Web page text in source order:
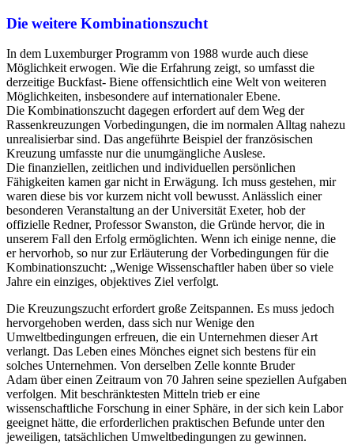
Die weitere Kombinationszucht
In dem Luxemburger Programm von 1988 wurde auch diese
Möglichkeit erwogen. Wie die Erfahrung zeigt, so umfasst die
derzeitige Buckfast- Biene offensichtlich eine Welt von weiteren
Möglichkeiten, insbesondere auf internationaler Ebene.
Die Kombinationszucht dagegen erfordert aufdem Weg der
Rassenkreuzungen Vorbedingungen, die im normalen Alltag nahezu
unrealisierbar sind. Das angeführte Beispiel der französischen
Kreuzung umfasste nur die unumgängliche Auslese.
Die finanziellen, zeitlichen und individuellen persönlichen
Fähigkeiten kamen gar nicht in Erwägung. Ich muss gestehen, mir
waren diese bis vor kurzem nicht voll bewusst. Anlässlich einer
besonderen Veranstaltung an der Universität Exeter, hob der
offizielle Redner, Professor Swanston, die Gründe hervor, die in
unserem Fall den Erfolg ermöglichten. Wenn ich einige nenne, die
er hervorhob, so nur zur Erläuterung der Vorbedingungen für die
Kombinationszucht: „Wenige Wissenschaftler haben über so viele
Jahre ein einziges, objektives Ziel verfolgt.
Die Kreuzungszucht erfordert große Zeitspannen. Es muss jedoch
hervorgehoben werden, dass sich nur Wenige den
Umweltbedingungen erfreuen, die ein Unternehmen dieser Art
verlangt. Das Leben eines Mönches eignet sich bestens für ein
solches Unternehmen. Von derselben Zelle konnte Bruder
Adam über einen Zeitraum von 70 Jahren seine speziellen Aufgaben
verfolgen. Mit beschränktesten Mitteln trieb er eine
wissenschaftliche Forschung in einer Sphäre, in der sich kein Labor
geeignet hätte, die erforderlichen praktischen Befunde unter den
jeweiligen, tatsächlichen Umweltbedingungen zu gewinnen.